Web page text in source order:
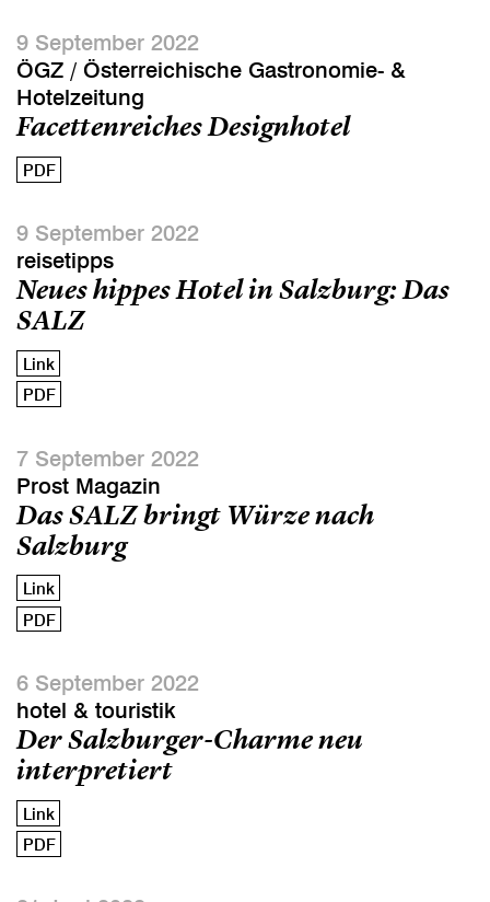
9 September 2022
ÖGZ / Österreichische Gastronomie- &
Hotelzeitung
Facettenreiches Designhotel
PDF
9 September 2022
reisetipps
Neues hippes Hotel in Salzburg: Das
SALZ
Link
PDF
7 September 2022
Prost Magazin
Das SALZ bringt Würze nach
Salzburg
Link
PDF
6 September 2022
hotel & touristik
Der Salzburger-Charme neu
interpretiert
Link
PDF